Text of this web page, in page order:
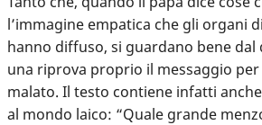
l’immagine empatica che gli organi
hanno diffuso, si guardano bene dal
una riprova proprio il messaggio
malato. Il testo contiene infatti
al mondo laico: “Quale grande